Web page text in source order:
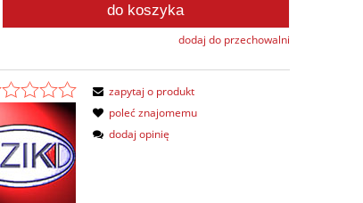
do koszyka
dodaj do przechowalni
zapytaj o produkt
poleć znajomemu
dodaj opinię